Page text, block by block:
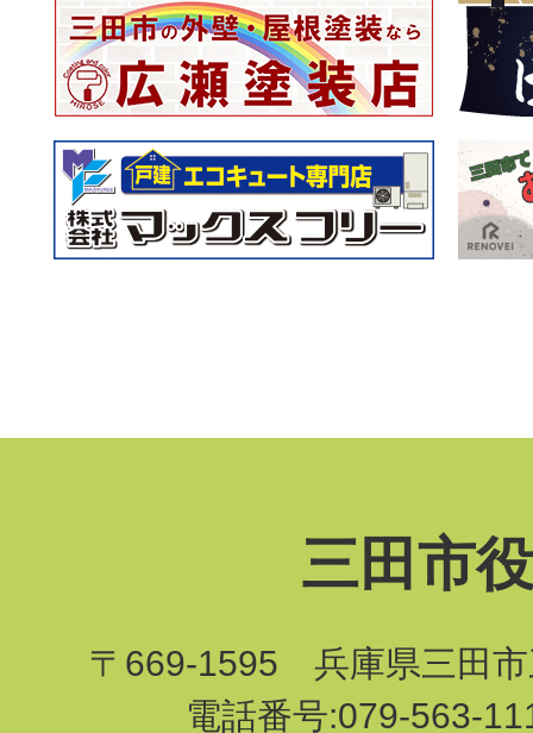
三田市
〒669-1595 兵庫県三田市
電話番号:079-563-